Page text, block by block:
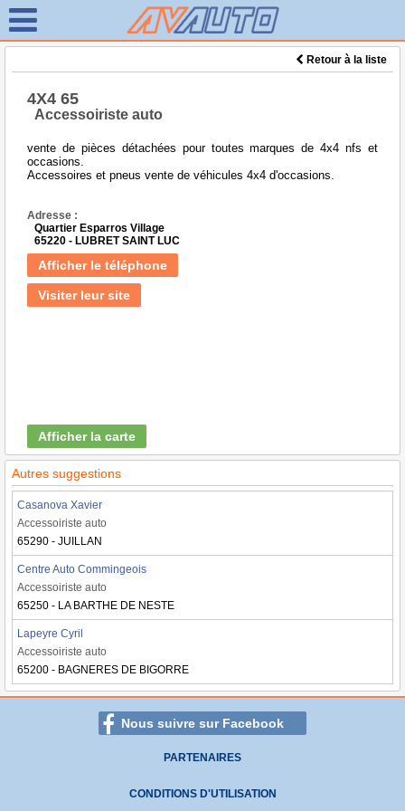
Retour à la liste
4X4 65
Accessoiriste auto
vente de pièces détachées pour toutes marques de 4x4 nfs et
occasions.
Accessoires et pneus vente de véhicules 4x4 d'occasions.
Adresse :
Quartier Esparros Village
65220 - LUBRET SAINT LUC
Afficher le téléphone
Visiter leur site
Afficher la carte
Autres suggestions
Casanova Xavier
Accessoiriste auto
65290 - JUILLAN
Centre Auto Commingeois
Accessoiriste auto
65250 - LA BARTHE DE NESTE
Lapeyre Cyril
Accessoiriste auto
65200 - BAGNERES DE BIGORRE
Nous suivre sur Facebook
PARTENAIRES
CONDITIONS D'UTILISATION